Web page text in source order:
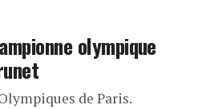
olympique
de Paris.